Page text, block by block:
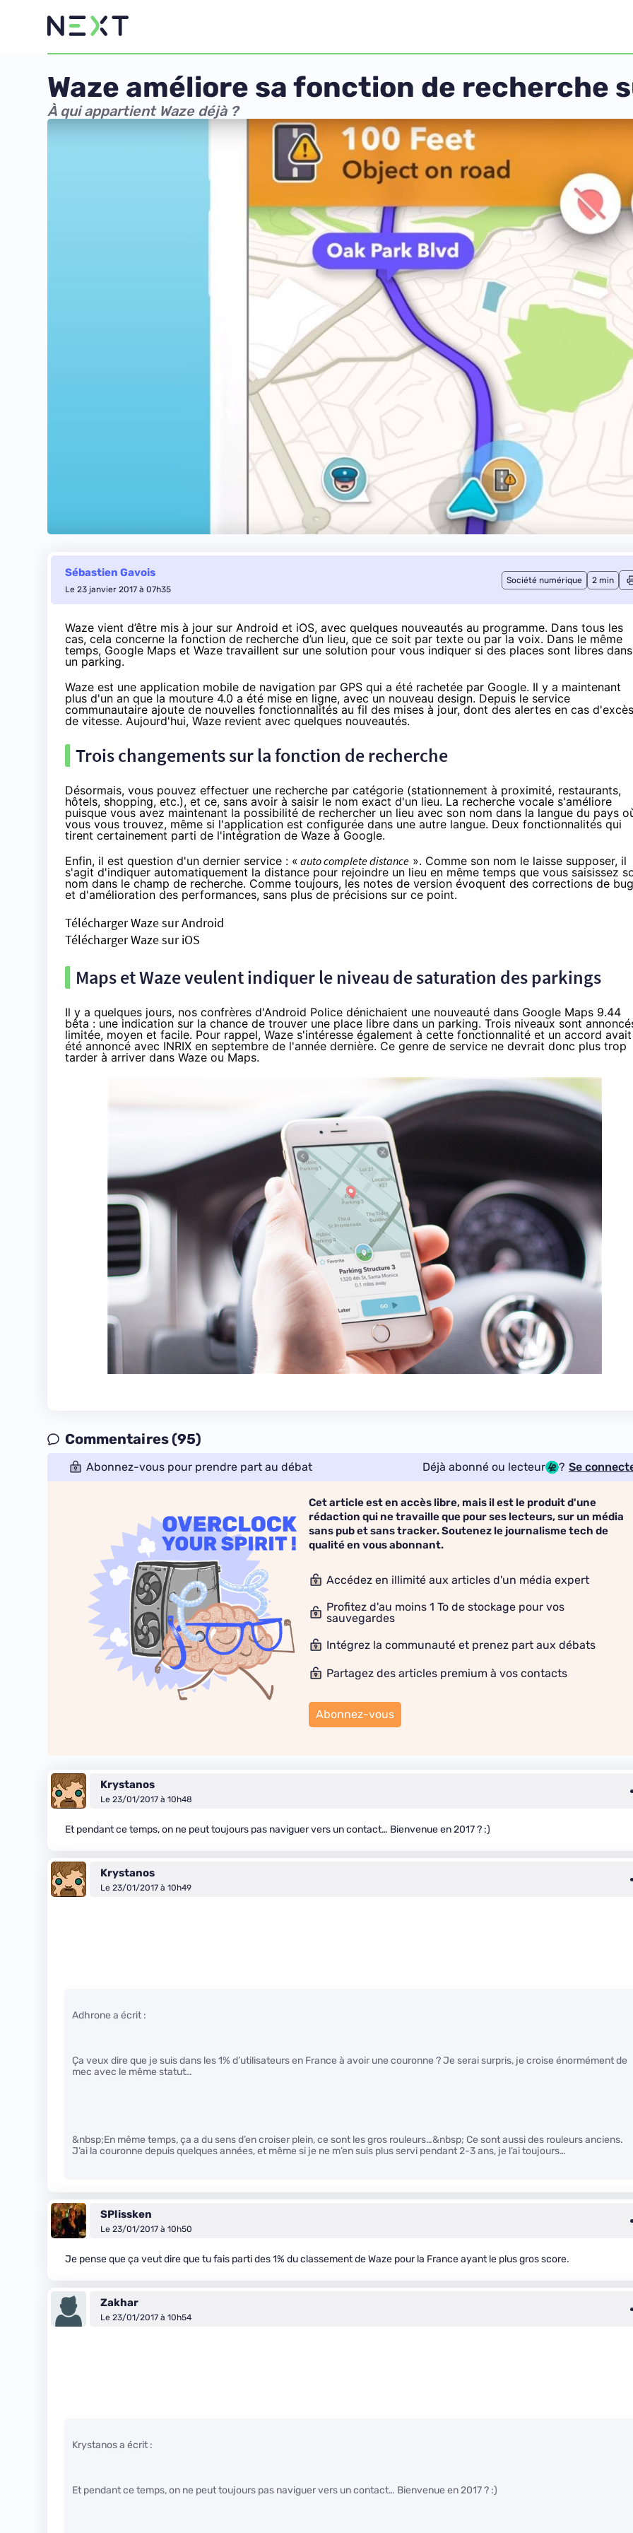
Waze améliore sa fonction de recherche
À qui appartient Waze déjà ?
Sébastien Gavois
Le 23 janvier 2017 à 07h35
Société numérique 2 min
Waze vient d’être mis à jour sur Android et iOS, avec quelques nouveautés au programme. Dans tous les
cas, cela concerne la fonction de recherche d’un lieu, que ce soit par texte ou par la voix. Dans le même
temps, Google Maps et Waze travaillent sur une solution pour vous indiquer si des places sont libres dans
un parking.
Waze est une application mobile de navigation par GPS qui a été rachetée par Google. Il y a maintenant
plus d'un an que la mouture 4.0 a été mise en ligne, avecun nouveau design. Depuis le service
communautaire ajoute de nouvelles fonctionnalités au fil des mises à jour, dont des alertes en cas d'excès
de vitesse. Aujourd'hui, Waze revient avec quelques nouveautés.
Trois changements sur la fonction de recherche
Désormais, vous pouvez effectuer une recherche par catégorie (stationnement à proximité, restaurants,
hôtels, shopping, etc.), et ce, sans avoir à saisir le nom exact d'un lieu. La recherche vocale s'améliore
puisque vous avez maintenant la possibilité de rechercher un lieu avec son nom dans la langue du pays
vous vous trouvez, même si l'application est configurée dans une autre langue. Deux fonctionnalités qui
tirent certainement parti de l'intégration de Waze à Google.
Enfin, il est question d'un dernier service : « auto complete distance ». Comme son nom le laisse supposer, il
s'agit d'indiquer automatiquement la distance pour rejoindre un lieu en même temps que vous saisissez
nom dans le champ de recherche. Comme toujours, les notes de version évoquent des corrections de
et d'amélioration des performances, sans plus de précisions sur ce point.
Télécharger Waze sur Android
Télécharger Waze sur iOS
Maps et Waze veulent indiquer le niveau de saturation des parkings
Il y a quelques jours, nos confrères d'Android Police dénichaient une nouveauté dans Google Maps 9.44
bêta : une indication sur la chance de trouver une place libre dans un parking. Trois niveaux sont
limitée, moyen et facile. Pour rappel, Waze s'intéresse également à cette fonctionnalité et un accord avait
été annoncé avec INRIX en septembre de l'année dernière. Ce genre de service ne devrait donc plus trop
tarder à arriver dans Waze ou Maps.
Commentaires (95)
Abonnez-vous pour prendre part au débat Déjà abonné ou lecteur ? Se
Cet article est en accès libre, mais il est le produit d'une
rédaction qui ne travaille que pour ses lecteurs, sur un média
sans pub et sans tracker. Soutenez le journalisme tech de
qualité en vous abonnant.
Accédez en illimité aux articles d'un média expert
Profitez d'au moins 1 To de stockage pour vos
sauvegardes
Intégrez la communauté et prenez part aux débats
Partagez des articles premium à vos contacts
Abonnez-vous
Krystanos
Le 23/01/2017 à 10h48
Et pendant ce temps, on ne peut toujours pas naviguer vers un contact… Bienvenue en 2017 ? :)
Krystanos
Le 23/01/2017 à 10h49
Adhrone a écrit :
Ça veux dire que je suis dans les 1% d’utilisateurs en France à avoir une couronne ? Je serai surpris, je croise énormément de
mec avec le même statut…
&nbsp;En même temps, ça a du sens d’en croiser plein, ce sont les gros rouleurs…&nbsp; Ce sont aussi des rouleurs anciens.
J’ai la couronne depuis quelques années, et même si je ne m’en suis plus servi pendant 2-3 ans, je l’ai toujours…
SPlissken
Le 23/01/2017 à 10h50
Je pense que ça veut dire que tu fais parti des 1% du classement de Waze pour la France ayant le plus gros score.
Zakhar
Le 23/01/2017 à 10h54
Krystanos a écrit :
Et pendant ce temps, on ne peut toujours pas naviguer vers un contact… Bienvenue en 2017 ? :)